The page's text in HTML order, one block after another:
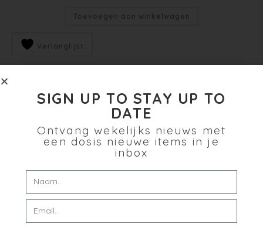
Toevoegen aan winkelwagen
Verlanglijst
SIGN UP TO STAY UP TO
DATE
Ontvang wekelijks nieuws met
een dosis nieuwe items in je
inbox